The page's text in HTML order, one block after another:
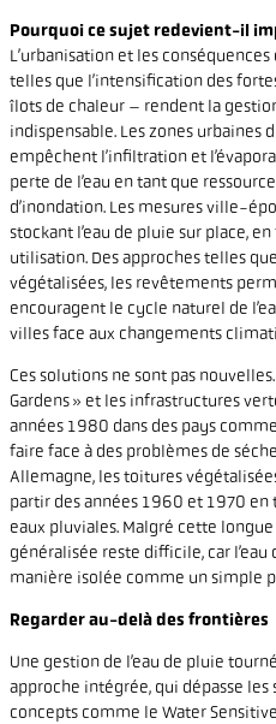
Pourquoi ce sujet redevient-il
L’urbanisation et les
telles que l’intensification des
îlots de chaleur – rendent la
indispensable. Les zones urbaines
empêchent l’infiltration et
perte de l’eau en tant que
d’inondation. Les mesures ville-
stockant l’eau de pluie sur place,
utilisation. Des approches telles
végétalisées, les revêtements
encouragent le cycle naturel de
villes face aux changements
Ces solutions ne sont pas
Gardens » et les infrastructures
années 1980 dans des pays
faire face à des problèmes de
Allemagne, les toitures
partir des années 1960 et 1970
eaux pluviales. Malgré cette
généralisée reste difficile, car
manière isolée comme un simple
Regarder au-delà des frontières
Une gestion de l’eau de pluie
approche intégrée, qui dépasse
concepts comme le Water